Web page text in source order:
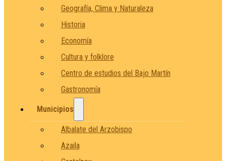
Geografía, Clima y Naturaleza
Historia
Economía
Cultura y folklore
Centro de estudios del Bajo Martín
Gastronomía
Municipios
Albalate del Arzobispo
Azaila